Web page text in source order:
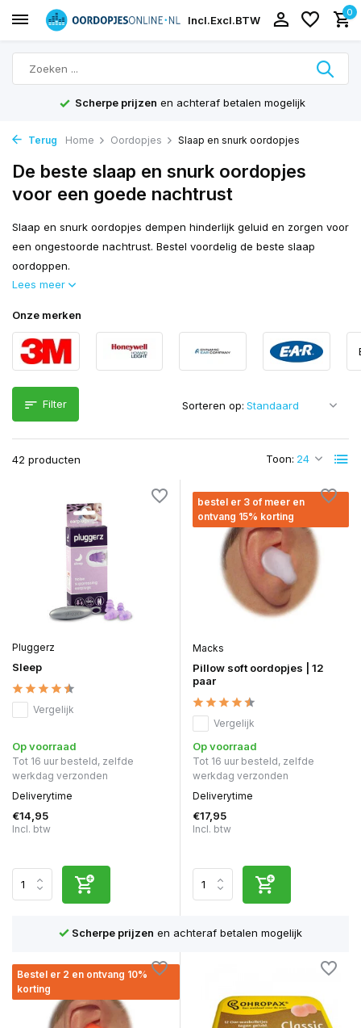
Incl.Excl.BTW
0
Scherpe prijzen en achteraf betalen mogelijk
Terug Home Oordopjes Slaap en snurk oordopjes
De beste slaap en snurk oordopjes
voor een goede nachtrust
Slaap en snurk oordopjes dempen hinderlijk geluid en zorgen voor
een ongestoorde nachtrust. Bestel voordelig de beste slaap
oordoppen.
Lees meer
Onze merken
Filter
42 producten Toon:
Sorteren op:
Pluggerz
Sleep
Vergelijk
Op voorraad
Tot 16 uur besteld, zelfde
werkdag verzonden
Deliverytime
€14,95
Incl. btw
bestel er 3 of meer en
ontvang 15% korting
Macks
Pillow soft oordopjes | 12
paar
Vergelijk
Op voorraad
Tot 16 uur besteld, zelfde
werkdag verzonden
Deliverytime
€17,95
Incl. btw
Scherpe prijzen en achteraf betalen mogelijk
Bestel er 2 en ontvang 10%
korting